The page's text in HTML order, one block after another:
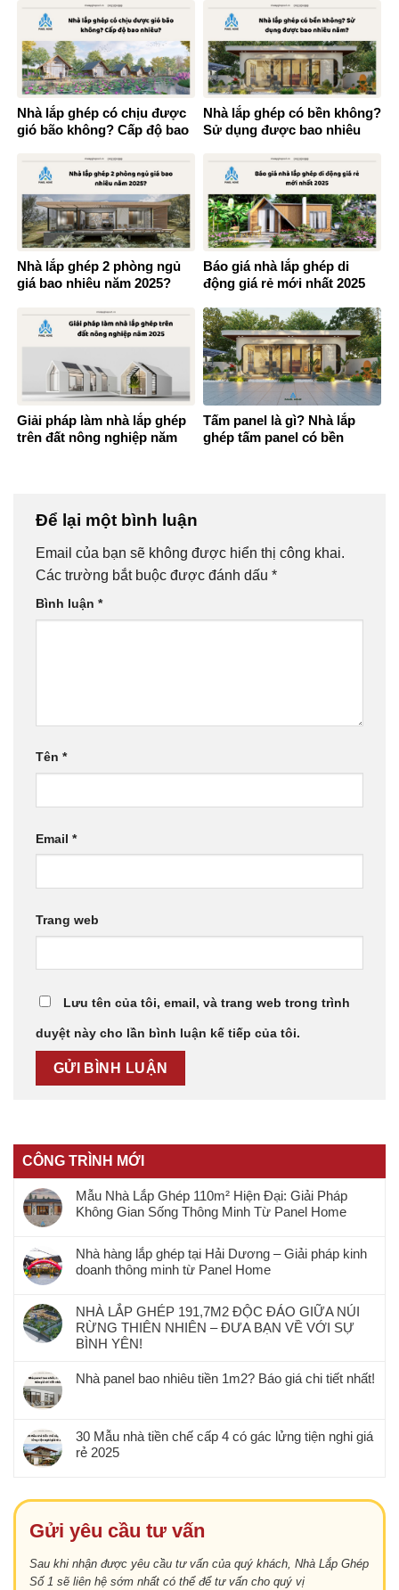
Nhà lắp ghép có chịu được
gió bão không? Cấp độ bao
Nhà lắp ghép có bền không?
Sử dụng được bao nhiêu
Nhà lắp ghép 2 phòng ngủ
giá bao nhiêu năm 2025?
Báo giá nhà lắp ghép di
động giá rẻ mới nhất 2025
Giải pháp làm nhà lắp ghép
trên đất nông nghiệp năm
Tấm panel là gì? Nhà lắp
ghép tấm panel có bền
Để lại một bình luận
Email của bạn sẽ không được hiển thị công khai.
Các trường bắt buộc được đánh dấu *
Bình luận *
Tên *
Email *
Trang web
Lưu tên của tôi, email, và trang web trong trình
duyệt này cho lần bình luận kế tiếp của tôi.
CÔNG TRÌNH MỚI
Mẫu Nhà Lắp Ghép 110m² Hiện Đại: Giải Pháp
Không Gian Sống Thông Minh Từ Panel Home
Nhà hàng lắp ghép tại Hải Dương – Giải pháp kinh
doanh thông minh từ Panel Home
NHÀ LẮP GHÉP 191,7M2 ĐỘC ĐÁO GIỮA NÚI
RỪNG THIÊN NHIÊN – ĐƯA BẠN VỀ VỚI SỰ
BÌNH YÊN!
Nhà panel bao nhiêu tiền 1m2? Báo giá chi tiết nhất!
30 Mẫu nhà tiền chế cấp 4 có gác lửng tiện nghi giá
rẻ 2025
Gửi yêu cầu tư vấn
Sau khi nhận được yêu cầu tư vấn của quý khách, Nhà Lắp Ghép
Số 1 sẽ liên hệ sớm nhất có thể để tư vấn cho quý vị